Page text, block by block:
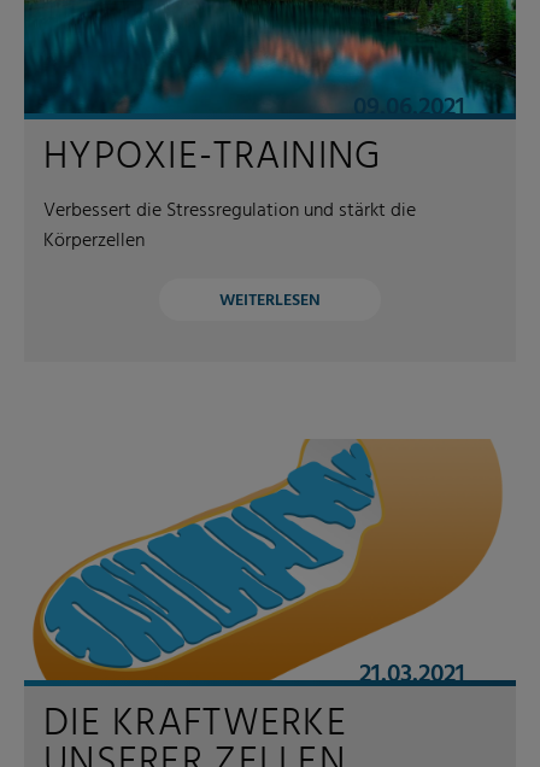
09.06.2021
HYPOXIE-TRAINING
Verbessert die Stressregulation und stärkt die
Körperzellen
WEITERLESEN
21.03.2021
DIE KRAFTWERKE